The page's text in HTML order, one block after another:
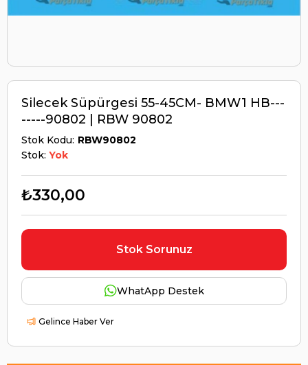
Silecek Süpürgesi 55-45CM- BMW1 HB---
-----90802 | RBW 90802
Stok Kodu RBW90802
Stok: Yok
₺330,00
Stok Sorunuz
WhatApp Destek
Gelince Haber Ver